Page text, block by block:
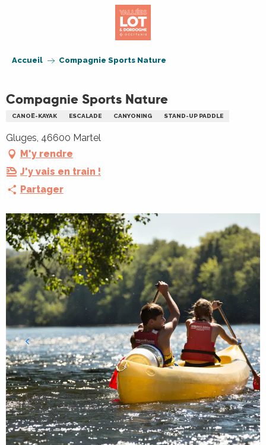
Accueil Compagnie Sports Nature
Compagnie Sports Nature
CANOË-KAYAK ESCALADE CANYONING STAND-UP PADDLE
Gluges, 46600 Martel
M'y rendre
J'y vais en train !
Partager